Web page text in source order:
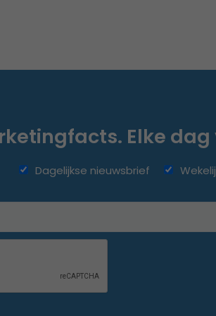
Elke dag
Dagelijkse nieuwsbrief